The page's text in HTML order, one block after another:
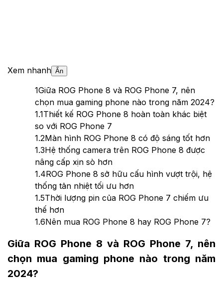
Xem nhanh Ẩn
1Giữa ROG Phone 8 và ROG Phone 7, nên
chọn mua gaming phone nào trong năm 2024?
1.1Thiết kế ROG Phone 8 hoàn toàn khác biệt
so với ROG Phone 7
1.2Màn hình ROG Phone 8 có độ sáng tốt hơn
1.3Hệ thống camera trên ROG Phone 8 được
nâng cấp xịn sò hơn
1.4ROG Phone 8 sở hữu cấu hình vượt trội, hệ
thống tản nhiệt tối ưu hơn
1.5Thời lượng pin của ROG Phone 7 chiếm ưu
thế hơn
1.6Nên mua ROG Phone 8 hay ROG Phone 7?
Giữa ROG Phone 8 và ROG Phone 7, nên
chọn mua gaming phone nào trong năm
2024?